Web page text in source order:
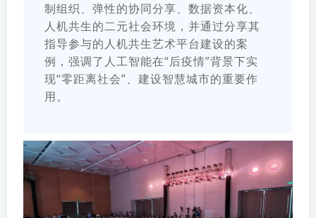
制组织、弹性的协同分享、数据资本化、
人机共生的二元社会环境，并通过分享其
指导参与的人机共生艺术平台建设的案
例，强调了人工智能在“后疫情”背景下实
现“零距离社会”、建设智慧城市的重要作
用。